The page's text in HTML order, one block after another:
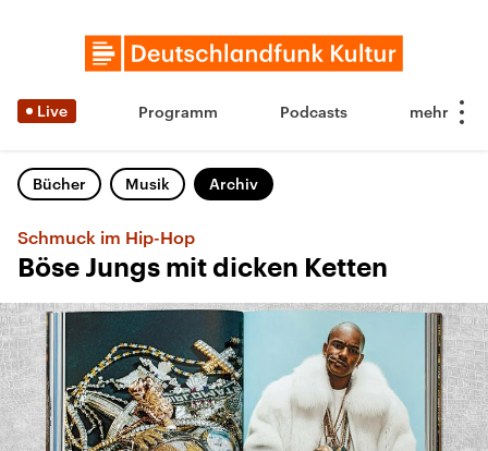
Live Programm Podcasts
Bücher Musik Archiv
Schmuck im Hip-Hop
Böse Jungs mit dicken Ketten